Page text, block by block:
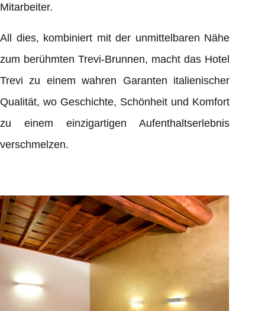
Mitarbeiter.
All dies, kombiniert mit der unmittelbaren Nähe
zum berühmten Trevi-Brunnen, macht das Hotel
Trevi zu einem wahren Garanten italienischer
Qualität, wo Geschichte, Schönheit und Komfort
zu einem einzigartigen Aufenthaltserlebnis
verschmelzen.